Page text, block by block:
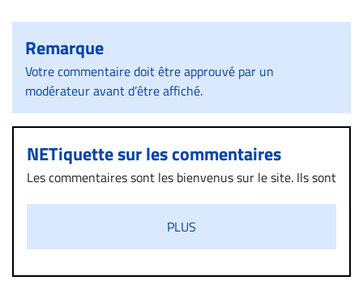
Remarque
Votre commentaire doit être approuvé par un
modérateur avant d’être affiché.
NETiquette sur les commentaires
Les commentaires sont les bienvenus sur le site. Ils sont
diffamatoire. Si malgré cette politique de modération,
un commentaire publié sur le site vous dérange, prenez
immédiatement contact par courriel (info@droit-
PLUS